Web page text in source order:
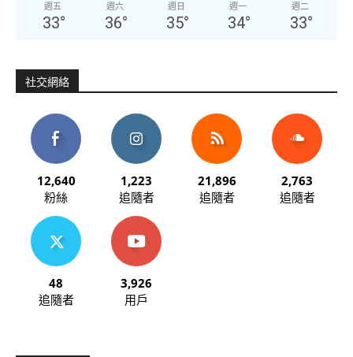
週五
33°
週六
36°
週日
35°
週一
34°
週二
33°
社交網絡
12,640
粉絲
1,223
追隨者
21,896
追隨者
2,763
追隨者
48
追隨者
3,926
用戶